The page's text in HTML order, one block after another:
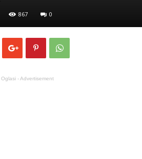
867 0
Oglasi - Advertisement